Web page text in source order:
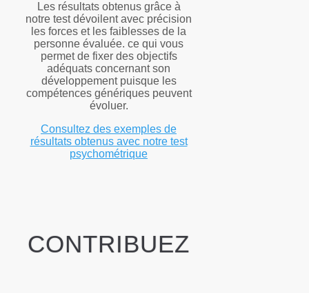
Les résultats obtenus grâce à
notre test dévoilent avec précision
les forces et les faiblesses de la
personne évaluée. ce qui vous
permet de fixer des objectifs
adéquats concernant son
développement puisque les
compétences génériques peuvent
évoluer.
Consultez des exemples de
résultats obtenus avec notre test
psychométrique
CONTRIBUEZ